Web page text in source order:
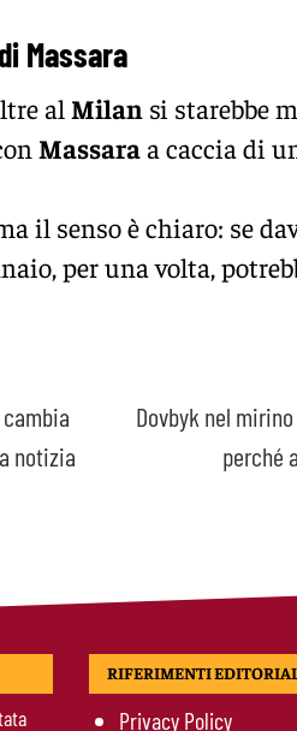
Massara
al Milan si starebbe
Massaraa caccia di
il senso è chiaro: se
per una volta,
notizia
Dovbyk nel
perché
RIFERIMENTI
Privacy Policy